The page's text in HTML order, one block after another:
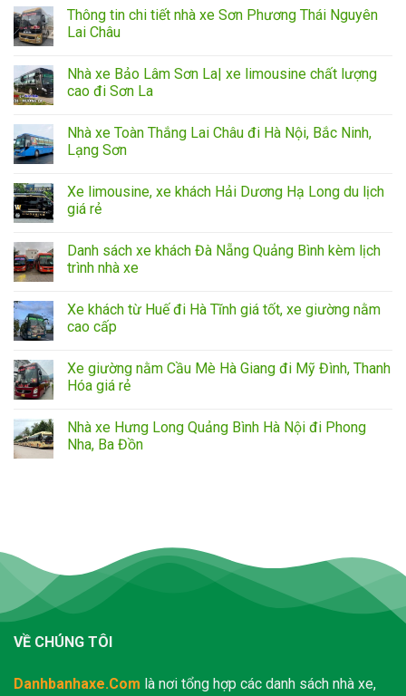
Thông tin chi tiết nhà xe Sơn Phương Thái Nguyên
Lai Châu
Nhà xe Bảo Lâm Sơn La| xe limousine chất lượng
cao đi Sơn La
Nhà xe Toàn Thắng Lai Châu đi Hà Nội, Bắc Ninh,
Lạng Sơn
Xe limousine, xe khách Hải Dương Hạ Long du lịch
giá rẻ
Danh sách xe khách Đà Nẵng Quảng Bình kèm lịch
trình nhà xe
Xe khách từ Huế đi Hà Tĩnh giá tốt, xe giường nằm
cao cấp
Xe giường nằm Cầu Mè Hà Giang đi Mỹ Đình, Thanh
Hóa giá rẻ
Nhà xe Hưng Long Quảng Bình Hà Nội đi Phong
Nha, Ba Đồn
VỀ CHÚNG TÔI
Danhbanhaxe.Com là nơi tổng hợp các danh sách nhà xe,